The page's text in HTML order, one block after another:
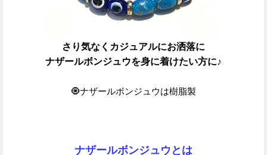
さり気なくカジュアルにお洒落に
ナザールボンジュウを身に着けたい方に♪
🧿ナザールボンジュウは樹脂製
ナザールボンジュウとは